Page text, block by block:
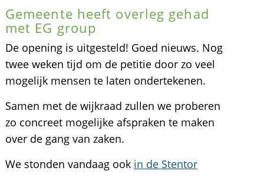
Gemeente heeft overleg gehad
met EG group
De opening is uitgesteld! Goed nieuws. Nog
twee weken tijd om de petitie door zo veel
mogelijk mensen te laten ondertekenen.
Samen met de wijkraad zullen we proberen
zo concreet mogelijke afspraken te maken
over de gang van zaken.
We stonden vandaag ook in de Stentor